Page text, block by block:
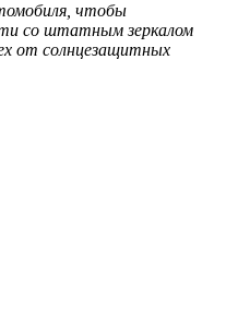
чтобы
со штатным зеркалом
от солнцезащитных